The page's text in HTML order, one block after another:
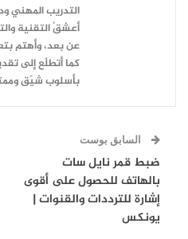
التدريب المهني
أعشقُ التقنية
عن بعد، وأهتم
كما أتطلّع إلى
بأسلوب شيّق
السابق بوست
ضبط قمر نايل سات
بالهاتف للحصول على أقوى
إشارة للترددات والقنوات |
يونكس